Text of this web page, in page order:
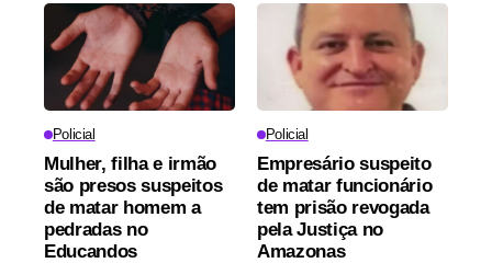
Policial
Mulher, filha e irmão
são presos suspeitos
de matar homem a
pedradas no
Educandos
Policial
Empresário suspeito
de matar funcionário
tem prisão revogada
pela Justiça no
Amazonas